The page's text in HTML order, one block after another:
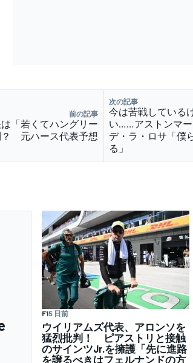
前の記事
「若くてハングリー
？ 元ハース代表予想
次の記事
今は苦戦している
い……アストンマー
デ・ラ・ロサ「僕
る」
F15 日前
ウイリアムズ代表、アロンソを
猛烈批判！ ピアストリと接触
のサインツJr.を擁護「先に進路
を譲るべきはフェルナンドの方